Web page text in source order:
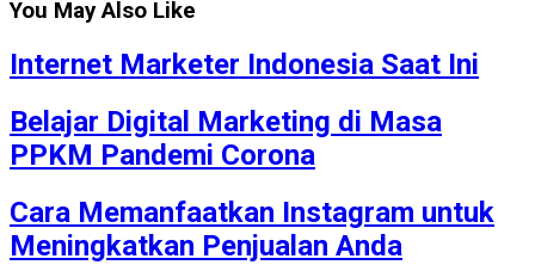
You May Also Like
Internet Marketer Indonesia Saat Ini
Belajar Digital Marketing di Masa
PPKM Pandemi Corona
Cara Memanfaatkan Instagram untuk
Meningkatkan Penjualan Anda